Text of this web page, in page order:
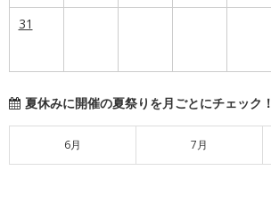
31
夏休みに開催の夏祭りを月ごとにチェック！
6月 7月